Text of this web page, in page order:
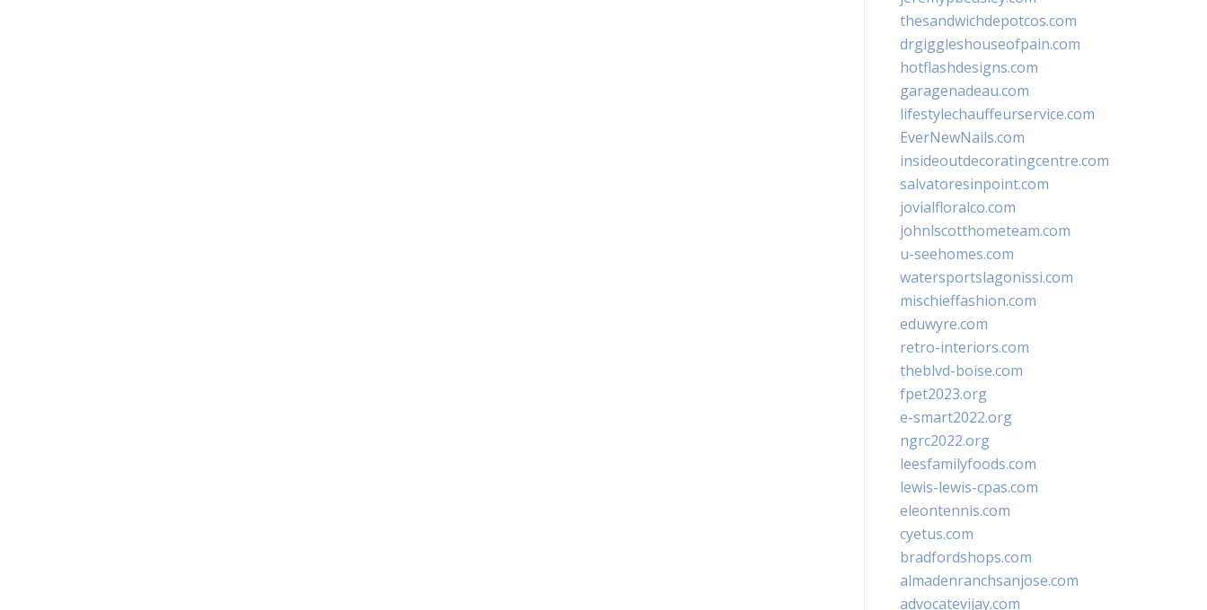
thesandwichdepotcos.com
drgiggleshouseofpain.com
hotflashdesigns.com
garagenadeau.com
lifestylechauffeurservice.com
EverNewNails.com
insideoutdecoratingcentre.com
salvatoresinpoint.com
jovialfloralco.com
johnlscotthometeam.com
u-seehomes.com
watersportslagonissi.com
mischieffashion.com
eduwyre.com
retro-interiors.com
theblvd-boise.com
fpet2023.org
e-smart2022.org
ngrc2022.org
leesfamilyfoods.com
lewis-lewis-cpas.com
eleontennis.com
cyetus.com
bradfordshops.com
almadenranchsanjose.com
advocatevijay.com